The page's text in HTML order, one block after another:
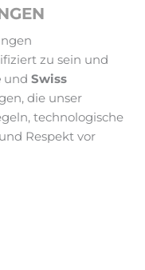
zu sein und
und Swiss
die unser
technologische
Respekt vor